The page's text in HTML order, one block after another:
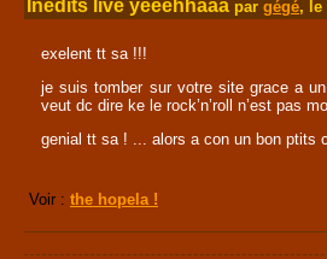
Inédits live yeeehhaaa par gégé, le
exelent tt sa !!!
je suis tomber sur votre site grace a
veut dc dire ke le rock’n’roll n’est pas
genial tt sa ! ... alors a con un bon ptits
Voir : the hopela !